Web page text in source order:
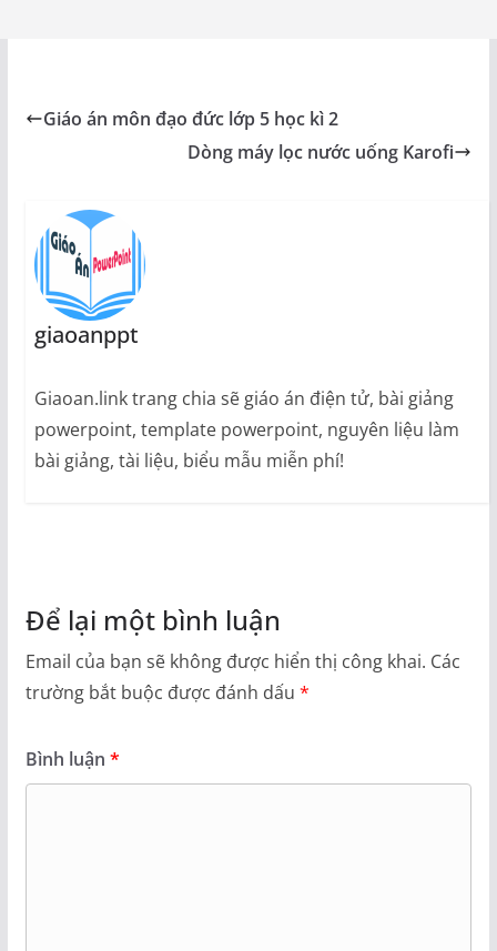
Giáo án môn đạo đức lớp 5 học kì 2
Dòng máy lọc nước uống Karofi
giaoanppt
Giaoan.link trang chia sẽ giáo án điện tử, bài giảng
powerpoint, template powerpoint, nguyên liệu làm
bài giảng, tài liệu, biểu mẫu miễn phí!
Để lại một bình luận
Email của bạn sẽ không được hiển thị công khai. Các
trường bắt buộc được đánh dấu *
Bình luận *